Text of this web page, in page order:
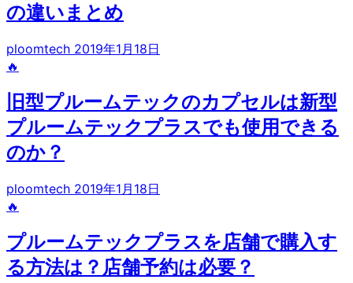
の違いまとめ
ploomtech 2019年1月18日
🔥
旧型プルームテックのカプセルは新型
プルームテックプラスでも使用できる
のか？
ploomtech 2019年1月18日
🔥
プルームテックプラスを店舗で購入す
る方法は？店舗予約は必要？